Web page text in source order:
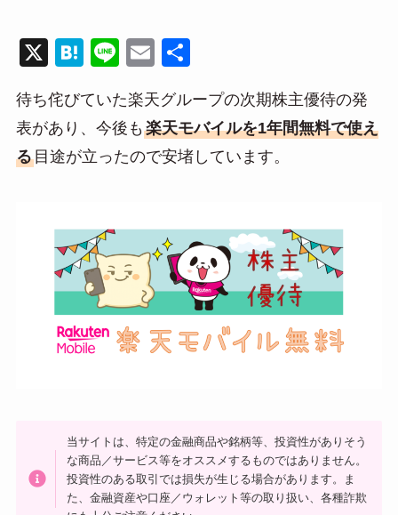
X
H
e
n
a
Li
e
E
ail
待ち侘びていた楽天グループの次期株主優待の発
表があり、今後も 楽天モバイルを1年間無料で使え
る目途が立ったので安堵しています。
当サイトは、特定の金融商品や銘柄等、投資性がありそう
な商品／サービス等をオススメするものではありません。
投資性のある取引では損失が生じる場合があります。ま
た、金融資産や口座／ウォレット等の取り扱い、各種詐欺